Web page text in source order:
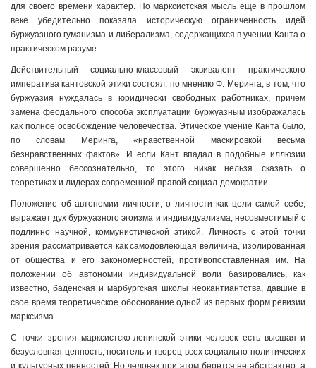
для своего времени характер. Но марксистская мысль еще в прошлом
веке убедительно показала историческую ограниченность идей
буржуазного гуманизма и либерализма, содержащихся в учении Канта о
практическом разуме.
Действительный социально-классовый эквивалент практического
императива кантовской этики состоял, по мнению Ф. Меринга, в том, что
буржуазия нуждалась в юридически свободных работниках, причем
замена феодального способа эксплуатации буржуазным изображалась
как полное освобождение человечества. Этическое учение Канта было,
по словам Меринга, «нравственной маскировкой весьма
безнравственных фактов». И если Кант впадал в подобные иллюзии
совершенно бессознательно, то этого никак нельзя сказать о
теоретиках и лидерах современной правой социал-демократии.
Положение об автономии личности, о личности как цели самой себе,
выражает дух буржуазного эгоизма и индивидуализма, несовместимый с
подлинно научной, коммунистической этикой. Личность с этой точки
зрения рассматривается как самодовлеющая величина, изолированная
от общества и его закономерностей, противопоставленная им. На
положении об автономии индивидуальной воли базировались, как
известно, баденская и марбургская школы неокантиантства, давшие в
свое время теоретическое обоснование одной из первых форм ревизии
марксизма.
С точки зрения марксистско-ленинской этики человек есть высшая и
безусловная ценность, носитель и творец всех социально-политических
и культурных ценностей. Но человек при этом берется не абстрактно, а